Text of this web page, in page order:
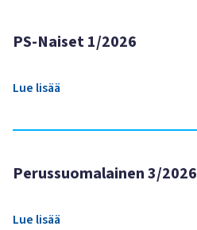
PS-Naiset 1/2026
Lue lisää
Perussuomalainen 3/2026
Lue lisää